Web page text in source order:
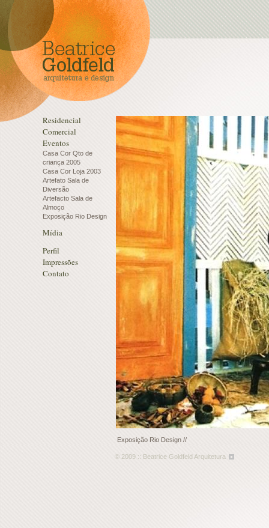
Exposição Rio Design //
© 2009 :: Beatrice Goldfeld Arquitetura
Residencial
Comercial
Eventos
Casa Cor Qto de
criança 2005
Casa Cor Loja 2003
Artefato Sala de
Diversão
Artefacto Sala de
Almoço
Exposição Rio Design
Mídia
Perfil
Impressões
Contato